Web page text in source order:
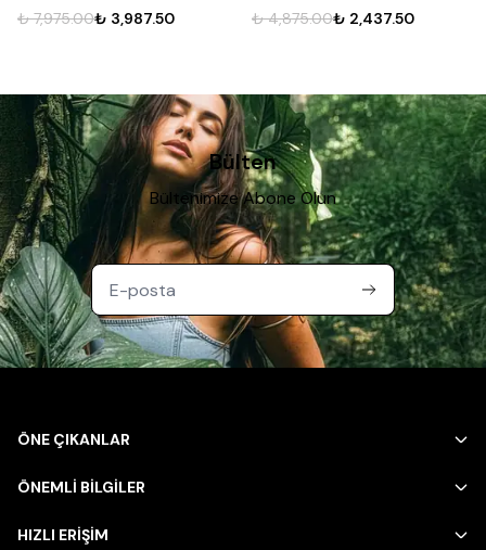
₺ 7,975.00₺ 3,987.50
₺ 4,875.00₺ 2,437.50
Bülten
Bültenimize Abone Olun
ÖNE ÇIKANLAR
ÖNEMLİ BİLGİLER
HIZLI ERİŞİM